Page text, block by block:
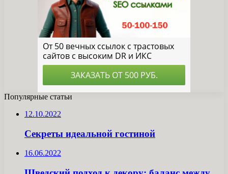
Популярные статьи
12.10.2022
Секреты идеальной гостиной
16.06.2022